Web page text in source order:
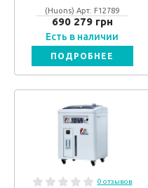
(Huons) Арт: F12789
690 279 грн
Есть в наличии
ПОДРОБНЕЕ
0 отзывов